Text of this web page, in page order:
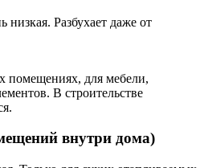
низкая. Разбухает даже от
помещениях, для мебели,
В строительстве
внутри дома)